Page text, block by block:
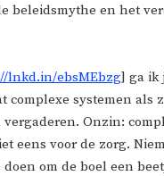
beleidsmythe en het
lnkd.in/ebsMEbzg] ga ik
systemen als
Onzin:
voor de zorg.
om de boel een